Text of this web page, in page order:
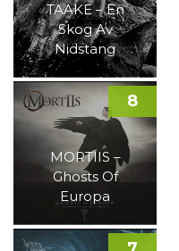
TAAKE – En
Skog Av
Nidstang
MORTIIS –
Ghosts Of
Europa
8